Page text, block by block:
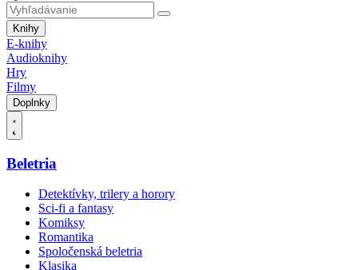
Knihy
E-knihy
Audioknihy
Hry
Filmy
Doplnky
Beletria
Detektívky, trilery a horory
Sci-fi a fantasy
Komiksy
Romantika
Spoločenská beletria
Klasika